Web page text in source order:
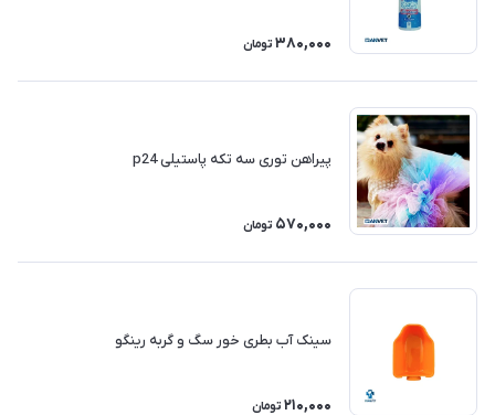
380,000 تومان
پیراهن توری سه تکه پاستیلی p24
570,000 تومان
سینک آب بطری خور سگ و گربه رینگو
210,000 تومان